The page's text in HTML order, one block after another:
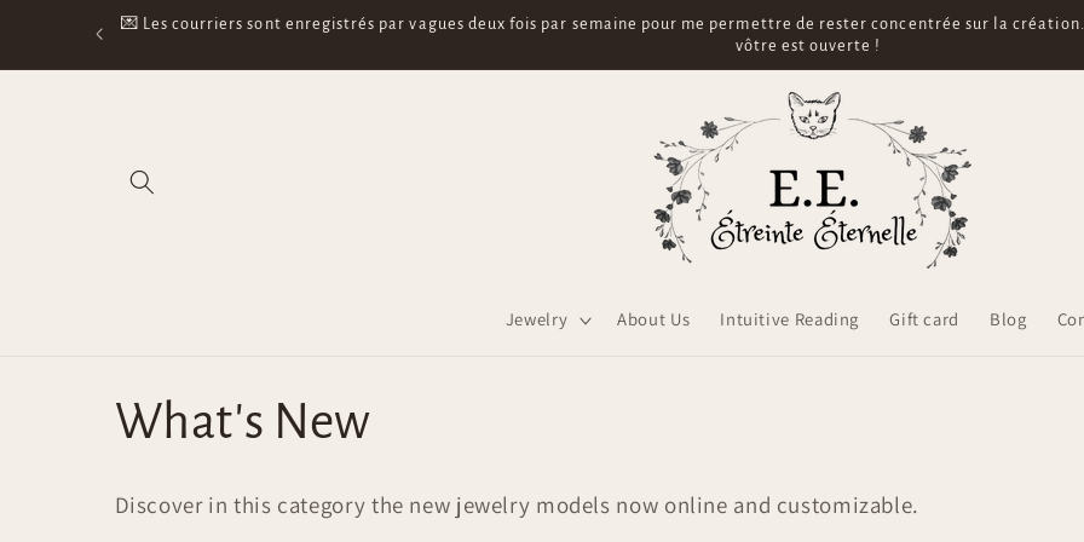
content
🛵 Tu as ton suivi mais pas de nouvelles ? Le suivi est généré dès la préparation de votre colis à l'atelier, mais le
LaPoste (sous 2 à 7 jours env.). C'est tout à fait normal, pas d'inquiétude ! Rien
Jewelry About Us Intuitive Reading Gift card Blog
C
o
What's New
Discover in this category the new jewelry models now online and customizable.